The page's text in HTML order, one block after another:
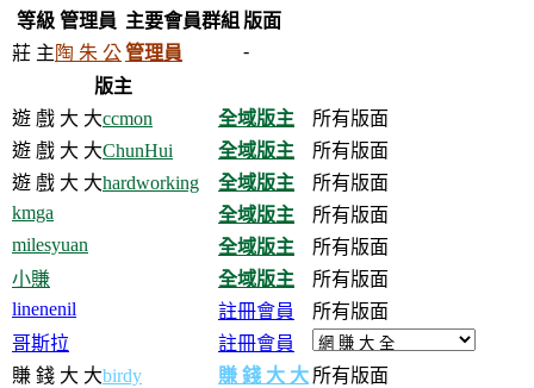
等級 管理員 主要會員群組 版面
莊 主陶 朱 公管理員
-
版主
遊 戲 大 大ccmon 全域版主
所有版面
遊 戲 大 大ChunHui 全域版主
所有版面
遊 戲 大 大hardworking 全域版主
所有版面
kmga
全域版主
所有版面
milesyuan
全域版主
所有版面
小賺
全域版主
所有版面
linenenil
註冊會員
所有版面
哥斯拉
註冊會員
賺 錢 大 大birdy 賺 錢 大 大 所有版面